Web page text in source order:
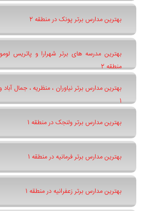
بهترین مدارس برتر پونک در منطقه 2
بهترین مدرسه های برتر شهرارا و پاتريس
منطقه 2
بهترین مدارس برتر نیاوران ، منظریه ، جمال آباد
1
بهترین مدارس برتر ولنجک در منطقه 1
بهترین مدارس برتر فرمانیه در منطقه 1
بهترین مدارس برتر زعفرانیه در منطقه 1